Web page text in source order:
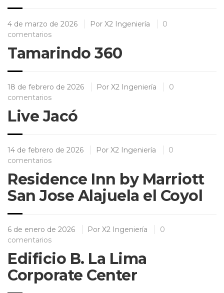
4 de marzo de 2026 Por X2 Ingeniería
0
comentarios
Tamarindo 360
18 de febrero de 2026 Por X2 Ingeniería
0
comentarios
Live Jacó
14 de febrero de 2026 Por X2 Ingeniería
0
comentarios
Residence Inn by Marriott
San Jose Alajuela el Coyol
6 de enero de 2026 Por X2 Ingeniería
0
comentarios
Edificio B. La Lima
Corporate Center